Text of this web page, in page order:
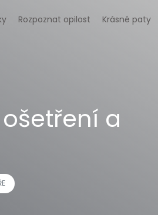
Rozpoznat opilost Krásné paty
a